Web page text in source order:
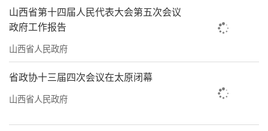
（邓伟强）
山西省第十四届人民代表大会第五次会议
政府工作报告
山西省人民政府
省政协十三届四次会议在太原闭幕
山西省人民政府